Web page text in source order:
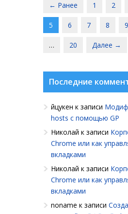
← Ранее 1 2
5 6 7 8 9
… 20 Далее →
Последние
йцукен к записи
hosts с помощью GP
Николай к записи
Chrome или как
вкладками
Николай к записи
Chrome или как
вкладками
noname к записи